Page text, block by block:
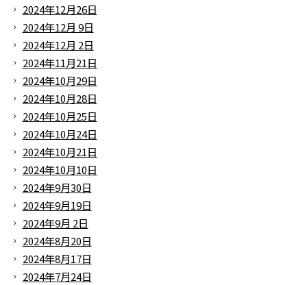
2024年12月26日
2024年12月 9日
2024年12月 2日
2024年11月21日
2024年10月29日
2024年10月28日
2024年10月25日
2024年10月24日
2024年10月21日
2024年10月10日
2024年9月30日
2024年9月19日
2024年9月 2日
2024年8月20日
2024年8月17日
2024年7月24日